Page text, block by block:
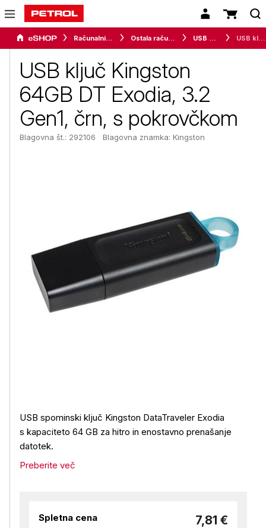
Računalništvo Ostala računalniška oprema USB ključi
USB ključ Kingston
64GB DT Exodia, 3.2
Gen1, črn, s pokrovčkom
Blagovna št.: 292106 Blagovna znamka: Kingston
USB spominski ključ Kingston DataTraveler Exodia
s kapaciteto 64 GB za hitro in enostavno prenašanje
datotek.
Preberite več
Spletna cena 7,81 €